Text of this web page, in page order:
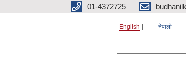
01-4372725
English नेपाली